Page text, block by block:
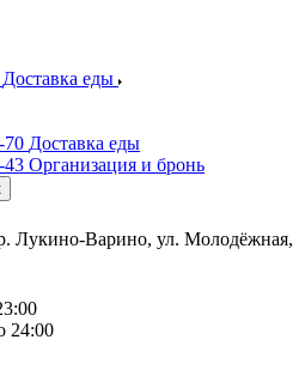
Доставка еды
70 Доставка еды
43 Организация и бронь
Лукино-Варино, ул. Молодёжная,
24:00